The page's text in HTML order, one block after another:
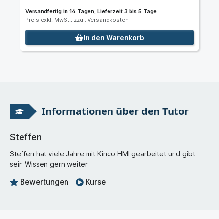
Versandfertig in 14 Tagen, Lieferzeit 3 bis 5 Tage
Preis exkl. MwSt., zzgl. Versandkosten
In den Warenkorb
Informationen über den Tutor
Steffen
Steffen hat viele Jahre mit Kinco HMI gearbeitet und gibt
sein Wissen gern weiter.
Bewertungen Kurse